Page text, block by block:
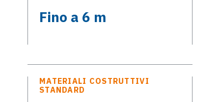
Fino a 6 m
MATERIALI COSTRUTTIVI
STANDARD